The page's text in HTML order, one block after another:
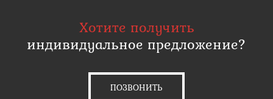
Хотите получить
индивидуальное предложение?
ПОЗВОНИТЬ